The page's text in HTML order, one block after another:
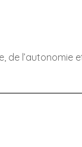
de l’autonomie